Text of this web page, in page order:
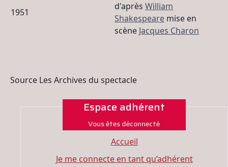
1951
d'après William
Shakespeare mise en
scène Jacques Charon
Source Les Archives du spectacle
Espace adhérent
Vous êtes déconnecté
Accueil
Je me connecte en tant qu’adhérent